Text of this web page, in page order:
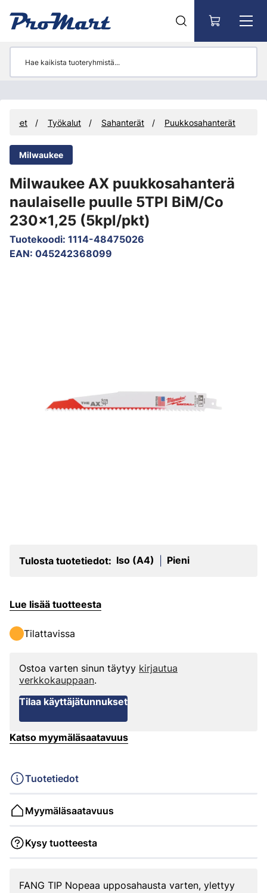
Työkalut Sahanterät Puukkosahanterät
Milwaukee
Milwaukee AX puukkosahanterä
naulaiselle puulle 5TPI BiM/Co
230x1,25 (5kpl/pkt)
Tuotekoodi: 1114-48475026
EAN: 045242368099
Tulosta tuotetiedot: Iso (A4) Pieni
Lue lisää tuotteesta
Tilattavissa
Ostoa varten sinun täytyy kirjautua
verkkokauppaan.
Tilaa käyttäjätunnukset
Katso myymäläsaatavuus
Tuotetiedot
Myymäläsaatavuus
Kysy tuotteesta
FANG TIP Nopeaa upposahausta varten, ylettyy